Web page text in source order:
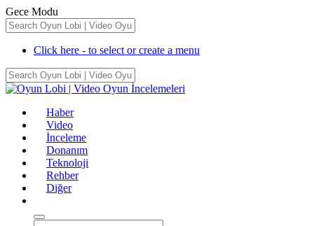
Gece Modu
Click here - to select or create a menu
Haber
Video
İnceleme
Donanım
Teknoloji
Rehber
Diğer